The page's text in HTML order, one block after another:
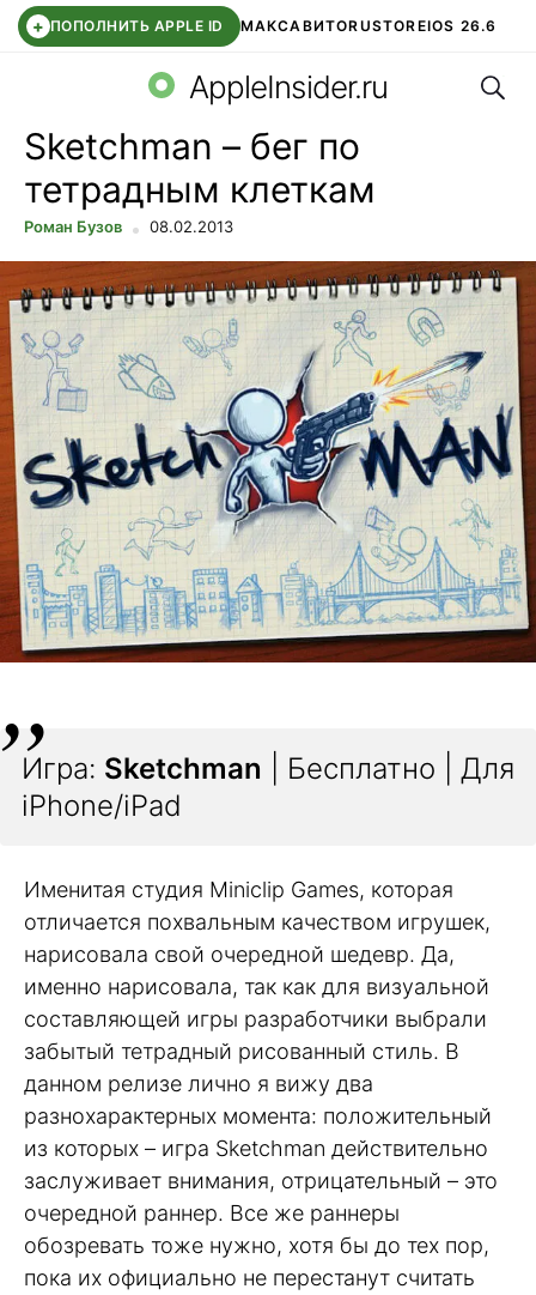
+ ПОПОЛНИТЬ APPLE ID МАКСАВИТОRUSTOREIOS 26.6
СБЕР КИДС ВТБ ОНЛАЙН ЧАТ В ROBLOX
AppleInsider.ru
Sketchman – бег по
тетрадным клеткам
Роман Бузов 08.02.2013
Игра: Sketchman | Бесплатно | Для
iPhone/iPad
Именитая студия Miniclip Games, которая
отличается похвальным качеством игрушек,
нарисовала свой очередной шедевр. Да,
именно нарисовала, так как для визуальной
составляющей игры разработчики выбрали
забытый тетрадный рисованный стиль. В
данном релизе лично я вижу два
разнохарактерных момента: положительный
из которых – игра Sketchman действительно
заслуживает внимания, отрицательный – это
очередной раннер. Все же раннеры
обозревать тоже нужно, хотя бы до тех пор,
пока их официально не перестанут считать